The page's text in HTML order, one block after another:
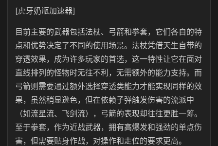
[虎牙奶瓶加速器]
目前主要的武器包括法杖、弓箭和拳套，它们各自的特
点和优势决定了不同的使用场景。法杖凭借天生自带的
穿透效果，成为许多玩家的首选，这一特性让它在面对
直线排列的怪物时无往不利，无需额外的能力支持。而
弓箭则需要通过额外选择穿透类能力才能实现同样的效
果，虽然稍显逊色，但在依赖子弹触发伤害的流派中
（如流星流、飞剑流），弓箭的表现却往往更胜一筹。
至于拳套，作为近战武器，拥有高爆发和强劲的单点伤
害，但需要贴身作战，对操作和走位的要求更高。